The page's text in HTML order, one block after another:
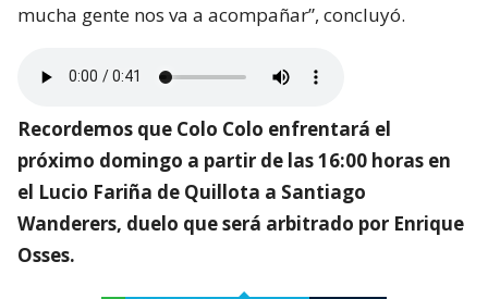
mucha gente nos va a acompañar”, concluyó.
Recordemos que Colo Colo enfrentará el
próximo domingo a partir de las 16:00 horas en
el Lucio Fariña de Quillota a Santiago
Wanderers, duelo que será arbitrado por Enrique
Osses.